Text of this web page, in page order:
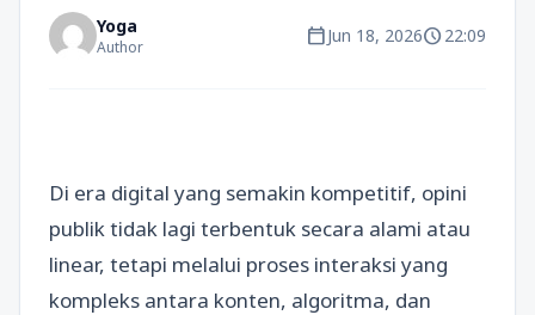
Yoga
Author calendar_todayJun 18, 2026schedule22:09
Di era digital yang semakin kompetitif, opini
publik tidak lagi terbentuk secara alami atau
linear, tetapi melalui proses interaksi yang
kompleks antara konten, algoritma, dan